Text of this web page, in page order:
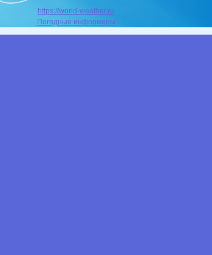
https://world-weather.ru
Погодные информеры